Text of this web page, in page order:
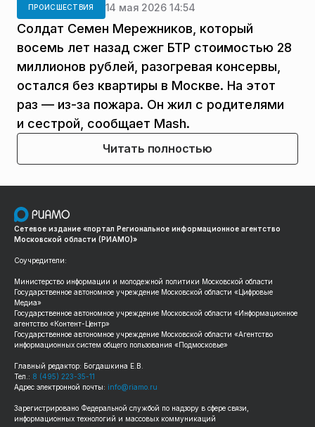
ПРОИСШЕСТВИЯ 14 мая 2026 14:54
Солдат Семен Мережников, который
восемь лет назад сжег БТР стоимостью 28
миллионов рублей, разогревая консервы,
остался без квартиры в Москве. На этот
раз — из-за пожара. Он жил с родителями
и сестрой, сообщает Mash.
Читать полностью
Сетевое издание «портал Региональное информационное агентство
Московской области (РИАМО)»
Соучредители:
Министерство информации и молодежной политики Московской области
Государственное автономное учреждение Московской области «Цифровые
Медиа»
Государственное автономное учреждение Московской области «Информационное
агентство «Контент-Центр»
Государственное автономное учреждение Московской области «Агентство
информационных систем общего пользования «Подмосковье»
Главный редактор: Богдашкина Е.В.
Тел.: 8 (495) 223-35-11
Адрес электронной почты: info@riamo.ru
Зарегистрировано Федеральной службой по надзору в сфере связи,
информационных технологий и массовых коммуникаций